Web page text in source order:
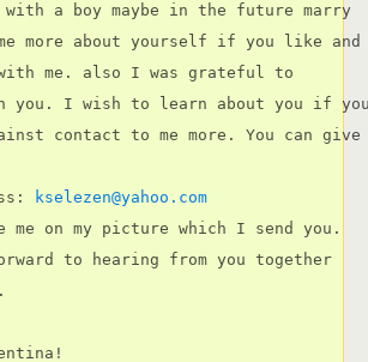
a boy maybe in the future marry
more about yourself if you like and
me. also I was grateful to
you. I wish to learn about you if
contact to me more. You can give
kselezen@yahoo.com
me on my picture which I send you.
to hearing from you together